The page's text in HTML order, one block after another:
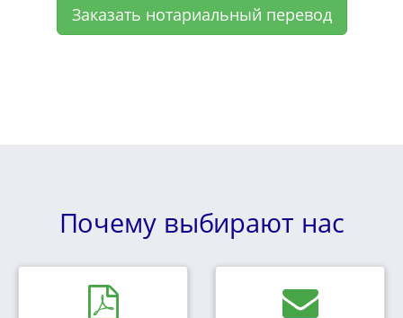
Заказать нотариальный перевод
Почему выбирают нас